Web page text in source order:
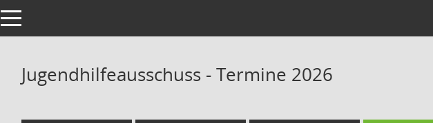
Toggle navigation
Jugendhilfeausschuss - Termine 2026